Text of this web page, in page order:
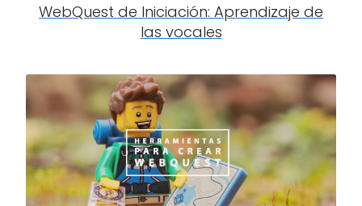
WebQuest de Iniciación: Aprendizaje de
las vocales